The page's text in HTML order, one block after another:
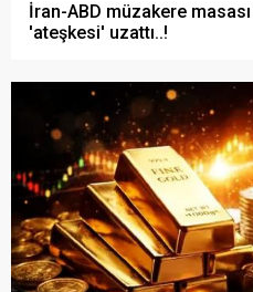
İran-ABD müzakere
'ateşkesi' uzattı..!